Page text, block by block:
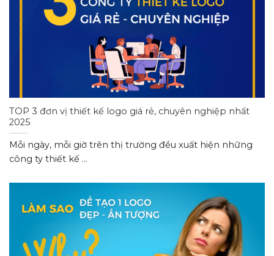
TOP 3 đơn vị thiết kế logo giá rẻ, chuyên nghiệp nhất
2025
Mỗi ngày, mỗi giờ trên thị trường đều xuất hiện những
công ty thiết kế ...